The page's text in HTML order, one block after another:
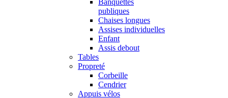
Banquettes
publiques
Chaises longues
Assises individuelles
Enfant
Assis debout
Tables
Propreté
Corbeille
Cendrier
Appuis vélos